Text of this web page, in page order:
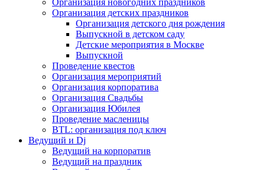
Организация новогодних праздников
Организация детских праздников
Организация детского дня рождения
Выпускной в детском саду
Детские мероприятия в Москве
Выпускной
Проведение квестов
Организация мероприятий
Организация корпоратива
Организация Свадьбы
Организация Юбилея
Проведение масленицы
BTL: организация под ключ
Ведущий и Dj
Ведущий на корпоратив
Ведущий на праздник